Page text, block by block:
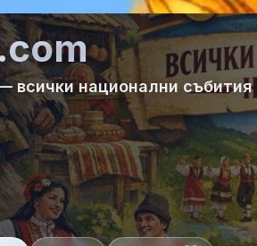
всички национални